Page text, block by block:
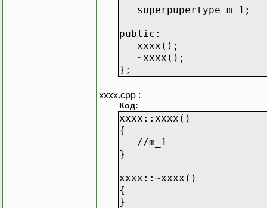
superpupertype m_1;
public:
xxxx();
~xxxx();
};
xxxx.cpp :
Код:
xxxx::xxxx()
{
//m_1
}
xxxx::~xxxx()
{
}